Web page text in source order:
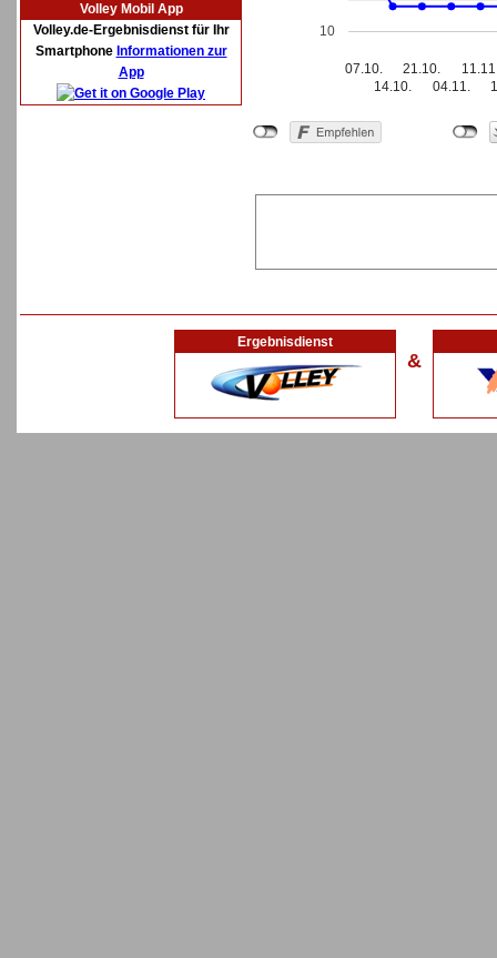
Volley Mobil App
Volley.de-Ergebnisdienst für Ihr
Smartphone Informationen zur
App
07.10.
14.10.
21.10.
04.11.
10
Ergebnisdienst
&